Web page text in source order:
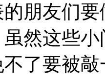
朋友们
然这些
了要被